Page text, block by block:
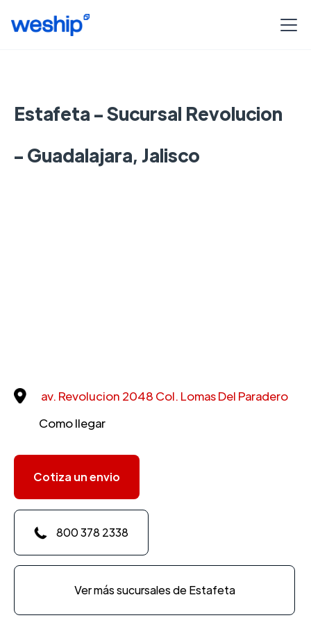
Estafeta - Sucursal Revolucion
- Guadalajara, Jalisco
av. Revolucion 2048 Col. Lomas Del Paradero
Como llegar
Cotiza un envio
800 378 2338
Ver más sucursales de Estafeta